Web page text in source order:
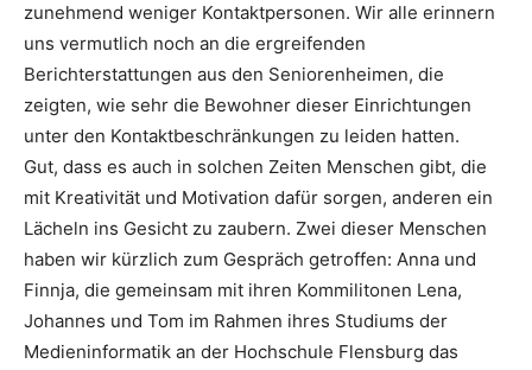
zunehmend weniger Kontaktpersonen. Wir alle erinnern
uns vermutlich noch an die ergreifenden
Berichterstattungen aus den Seniorenheimen, die
zeigten, wie sehr die Bewohner dieser Einrichtungen
unter den Kontaktbeschränkungen zu leiden hatten.
Gut, dass es auch in solchen Zeiten Menschen gibt, die
mit Kreativität und Motivation dafür sorgen, anderen ein
Lächeln ins Gesicht zu zaubern. Zwei dieser Menschen
haben wir kürzlich zum Gespräch getroffen: Anna und
Finnja, die gemeinsam mit ihren Kommilitonen Lena,
Johannes und Tom im Rahmen ihres Studiums der
Medieninformatik an der Hochschule Flensburg das